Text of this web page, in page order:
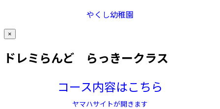
やくし幼稚園
×
ドレミらんど らっきークラス
コース内容はこちら
ヤマハサイトが開きます